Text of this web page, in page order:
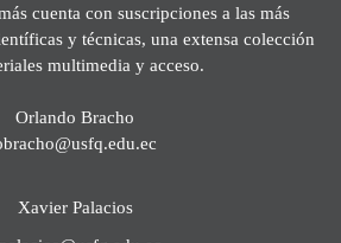
cuenta con suscripciones a las más
y técnicas, una extensa colección
multimedia y acceso.
Orlando Bracho
Xavier Palacios